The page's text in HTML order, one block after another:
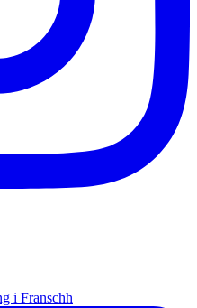
i Franschh